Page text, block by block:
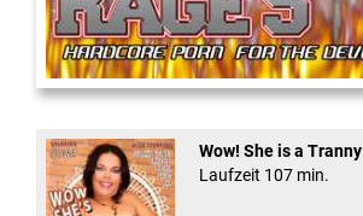
Anal Rage #5
Wow! She is a Tranny
Laufzeit 107 min.